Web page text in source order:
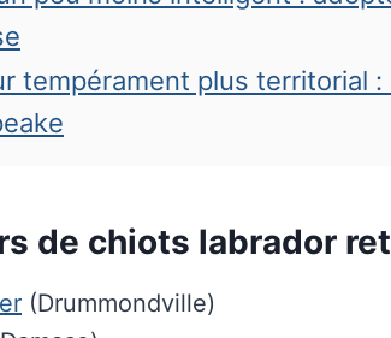
tempérament plus territorial
de chiots labrador
(Drummondville)